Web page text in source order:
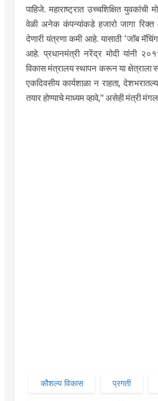
पाहिजे. महाराष्ट्रात उच्चशिक्षित
वेळी अनेक कंपन्यांकडे हजारो जागा
देणारी यंत्रणा कमी आहे. यासाठी ‘जॉब
आहे. प्रधानमंत्री नरेंद्र मोदी यांनी
विकास मंत्रालय स्थापन करून या क्षेत्राला
एकदिवसीय कार्यशाळा न राहता,
तयार होण्याचे माध्यम व्हावे," असेही मंत्री
कौशल्य विकास प्रगती